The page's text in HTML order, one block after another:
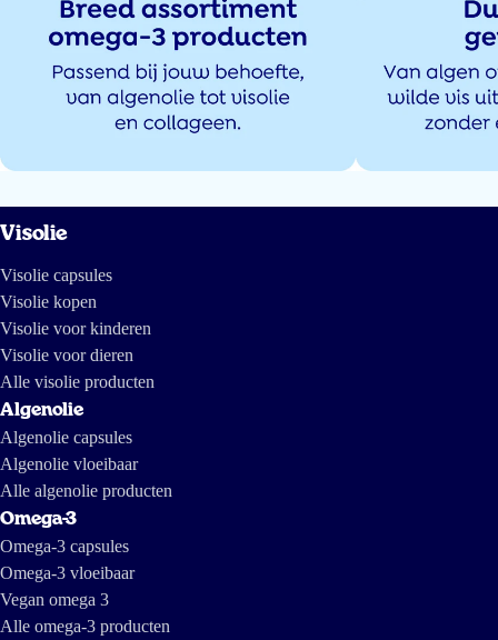
8 jul 2024
Helaas de kinderen vinden het echt niet lekker en de hoeveelheid
(dosering) en daarbij de smaak is zo overheersend dat je het niet stiekem
kan verwerken in bijv. De pap.
Mijn dochter neemt deze visolie met gemak in. Ze heeft geen nare
vissmaak maar een zachte sinaasappelsmaak
kim
Fijne smaak en goede levering
Dr
Het kind vond de smaak van Omega in olievorm lekker. We
supplementeren Omega van Arctic Blue nu bijna zes maanden met het hele
Visolie
Visolie capsules
Visolie kopen
Visolie voor kinderen
Visolie voor dieren
Alle visolie producten
Algenolie
Algenolie capsules
Algenolie vloeibaar
Alle algenolie producten
Omega-3
Omega-3 capsules
Omega-3 vloeibaar
Vegan omega 3
Alle omega-3 producten